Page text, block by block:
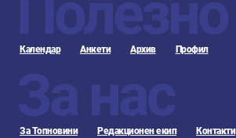
Полезно
Календар Анкети Архив Профил
За нас
За Топновини Редакционен екип Контакти